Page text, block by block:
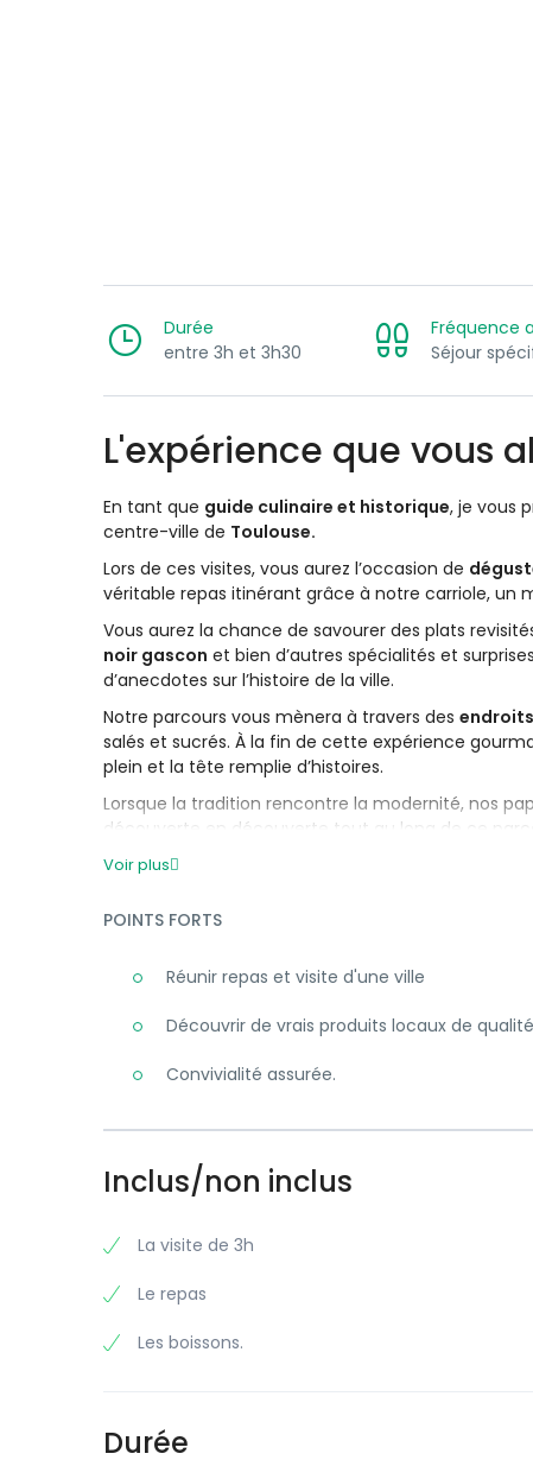
Durée
entre 3h et 3h30
Fréquence
Séjour
L'expérience que vous
En tant que guide culinaire et historique, je vous
centre-ville de Toulouse.
Lors de ces visites, vous aurez l’occasion de
véritable repas itinérant grâce à notre carriole, un
Vous aurez la chance de savourer des plats
noir gascon et bien d’autres spécialités et
d’anecdotes sur l’histoire de la ville.
Notre parcours vous mènera à travers des
salés et sucrés. À la fin de cette expérience
plein et la tête remplie d’histoires.
Lorsque la tradition rencontre la modernité, nos
découverte en découverte tout au long de ce
Voir plus
POINTS FORTS
Réunir repas et visite d'une ville
Découvrir de vrais produits locaux de qualité
Convivialité assurée.
Inclus/non inclus
La visite de 3h
Le repas
Les boissons.
Durée